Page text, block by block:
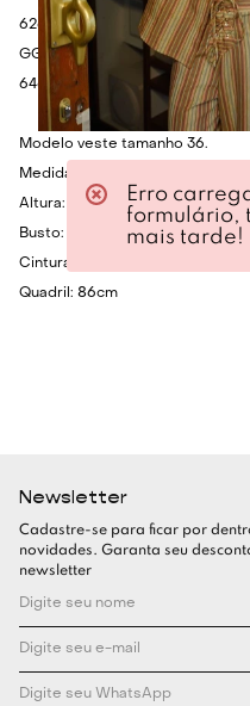
62cm.
GG- Ombro: 46cm - Busto:
64cm.
Modelo veste tamanho 36.
Medidas da Modelo:
Altura: 1.75cm
Busto: 80cm
Cintura: 60cm
Quadril: 86cm
Newsletter
Cadastre-se para ficar por
novidades. Garanta seu
newsletter
Erro
formulário,
mais tarde!